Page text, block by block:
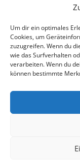
Um dir ein optimales
Cookies, um
zuzugreifen. Wenn du
wie das Surfverhalten
verarbeiten. Wenn du
können bestimmte